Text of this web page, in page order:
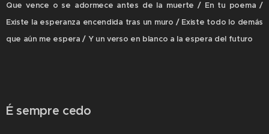
Que vence o se adormece antes de la muerte / En tu poema /
Existe la esperanza encendida tras un muro / Existe todo lo demás
que aún me espera / Y un verso en blanco a la espera del futuro
É sempre cedo